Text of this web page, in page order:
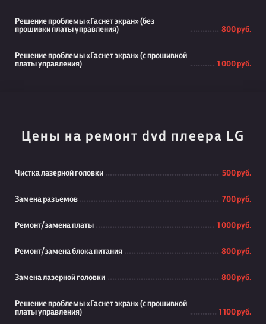
Решение проблемы «Гаснет экран» (без
прошивки платы управления)
800 руб.
Решение проблемы «Гаснет экран» (с прошивкой
платы управления)
1 000 руб.
Цены на ремонт dvd плеера LG
Чистка лазерной головки 500 руб.
Замена разъемов 700 руб.
Ремонт/замена платы 1 000 руб.
Ремонт/замена блока питания 800 руб.
Замена лазерной головки 800 руб.
Решение проблемы «Гаснет экран» (с прошивкой
платы управления)
1 100 руб.